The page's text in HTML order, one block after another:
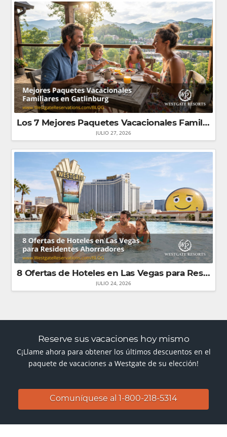
Los 7 Mejores Paquetes Vacacionales Familiares en Gatlinburg (¡Ahorra Hasta un 70% en Suites!)
JULIO 27, 2026
8 Ofertas de Hoteles en Las Vegas para Residentes que Buscan Ahorrar
JULIO 24, 2026
Reserve sus vacaciones hoy mismo
C¡Llame ahora para obtener los últimos descuentos en el
paquete de vacaciones a Westgate de su elección!
Comuníquese al 1-800-218-5314